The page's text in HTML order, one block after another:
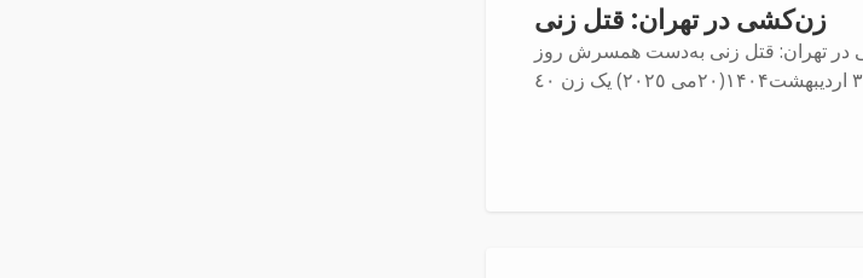
زن‌کشی در تهران: قتل زنی
تهران: قتل زنی به‌دست همسرش روز